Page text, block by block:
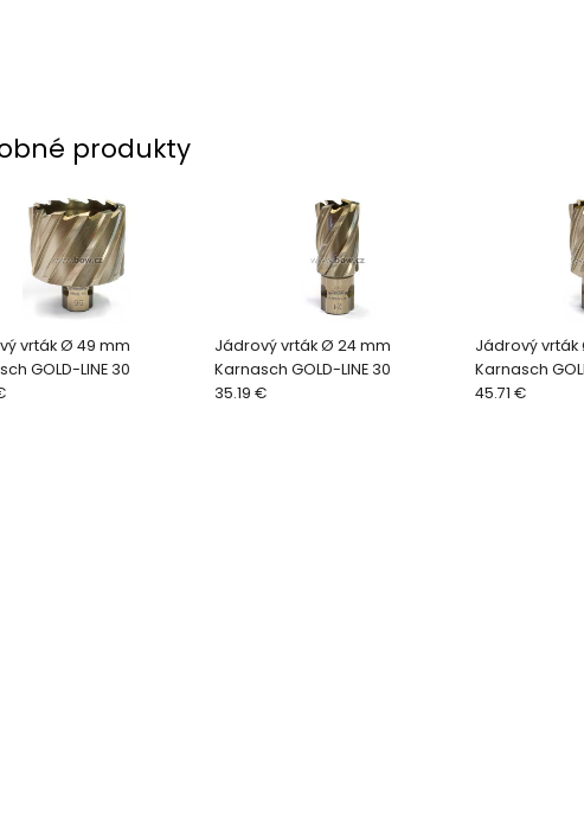
produkty
vrták Ø 49 mm
GOLD-LINE 30
Jádrový vrták Ø 24 mm
Karnasch GOLD-LINE 30
35.19 €
Jádrový vrták
Karnasch
45.71 €